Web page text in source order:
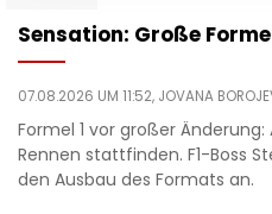
Sensation: Große
07.08.2026 UM 11:52, JOVANA
Formel 1 vor großer
Rennen stattfinden. F1-Boss
den Ausbau des Formats an.